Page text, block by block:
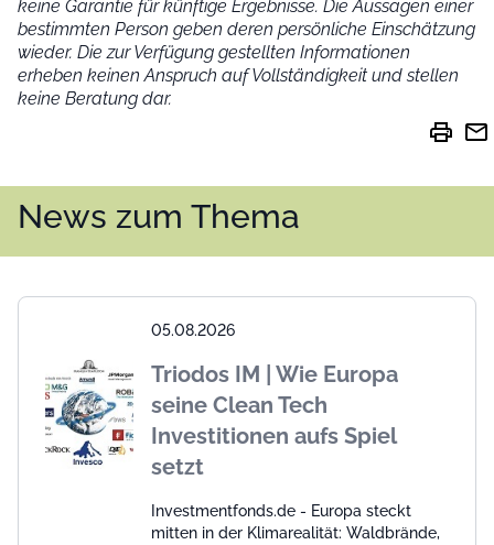
keine Garantie für künftige Ergebnisse. Die Aussagen einer
bestimmten Person geben deren persönliche Einschätzung
wieder. Die zur Verfügung gestellten Informationen
erheben keinen Anspruch auf Vollständigkeit und stellen
keine Beratung dar.
print mail
News zum Thema
05.08.2026
Triodos IM | Wie Europa
seine Clean Tech
Investitionen aufs Spiel
setzt
Investmentfonds.de - Europa steckt
mitten in der Klimarealität: Waldbrände,